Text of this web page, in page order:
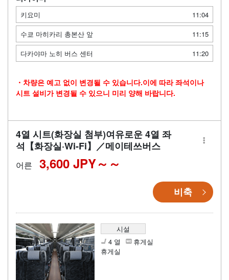
키요미
11:04
수쿄 마히카리 총본산 앞
11:15
다카야마 노히 버스 센터
11:20
・차량은 예고 없이 변경될 수 있습니다.이에 따라 좌석이나
시트 설비가 변경될 수 있으니 미리 양해 바랍니다.
4열 시트(화장실 첨부)여유로운 4열 좌
석【화장실·Wi-Fi】／메이테쓰버스
어른 3,600 JPY～
비축
시설
4 열
휴게실
휴게실